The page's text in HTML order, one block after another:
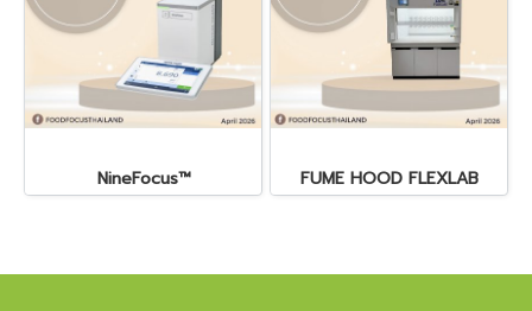
NineFocus™ FUME HOOD FLEXLAB